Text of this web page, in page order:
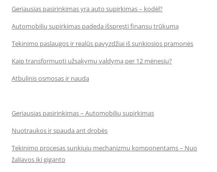
Geriausias pasirinkimas yra auto supirkimas – kodėl?
Automobilių supirkimas padeda išspręsti finansų trūkumą
Tekinimo paslaugos ir realūs pavyzdžiai iš sunkiosios pramonės
Kaip transformuoti užsakymų valdymą per 12 mėnesių?
Atbulinis osmosas ir nauda
Geriausias pasirinkimas – Automobilių supirkimas
Nuotraukos ir spauda ant drobės
Tekinimo procesas sunkiųjų mechanizmų komponentams – Nuo
žaliavos iki giganto